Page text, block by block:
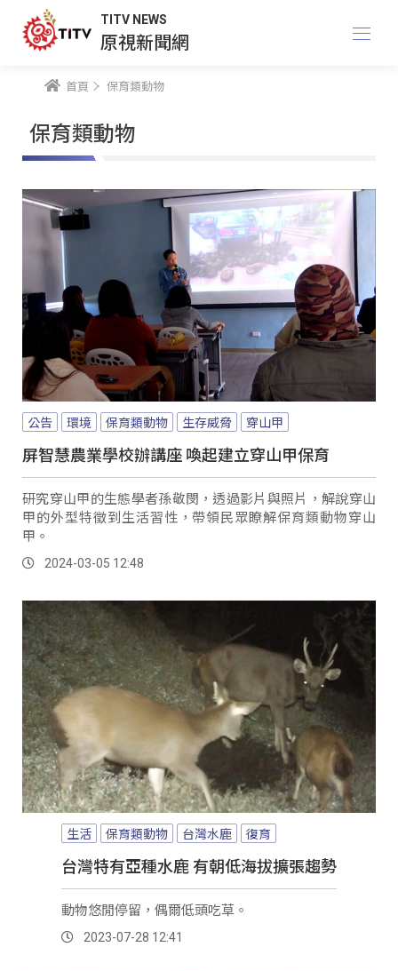
TITV NEWS
原視新聞網
首頁 保育類動物
保育類動物
公告 環境 保育類動物 生存威脅 穿山甲
屏智慧農業學校辦講座 喚起建立穿山甲保育
研究穿山甲的生態學者孫敬閔，透過影片與照片，解說穿山
甲的外型特徵到生活習性，帶領民眾瞭解保育類動物穿山
甲。
2024-03-05 12:48
生活 保育類動物 台灣水鹿 復育
台灣特有亞種水鹿 有朝低海拔擴張趨勢
動物悠閒停留，偶爾低頭吃草。
2023-07-28 12:41